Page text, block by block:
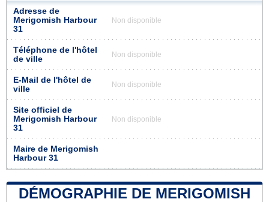
Adresse de
Merigomish Harbour
31
Non disponible
Téléphone de l'hôtel
de ville
Non disponible
E-Mail de l'hôtel de
ville
Non disponible
Site officiel de
Merigomish Harbour
31
Non disponible
Maire de Merigomish
Harbour 31
DÉMOGRAPHIE DE MERIGOMISH